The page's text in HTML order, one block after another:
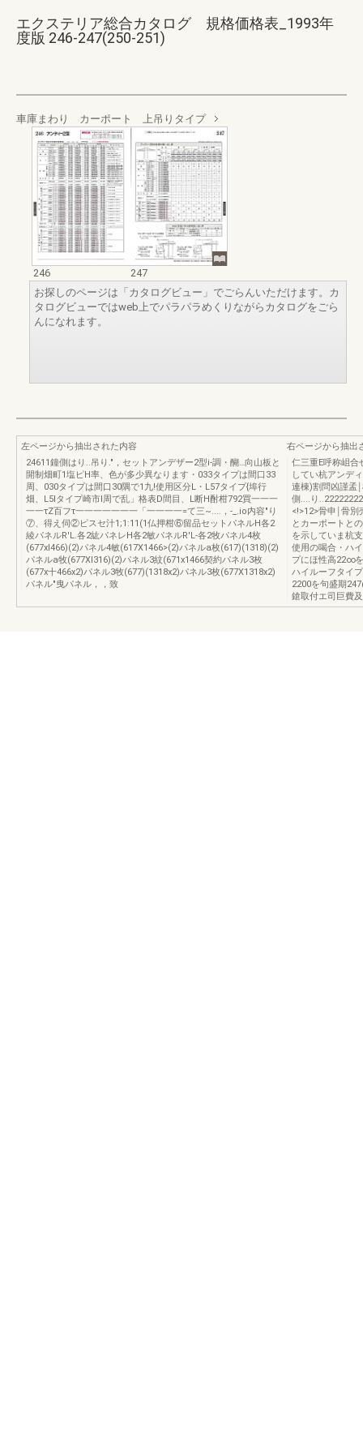
エクステリア総合カタログ 規格価格表_1993年
度版 246-247(250-251)
車庫まわり カーポート 上吊りタイプ
246
247
お探しのページは「カタログビュー」でごらんいただけます。カ
タログビューではweb上でパラパラめくりながらカタログをごら
んになれます。
左ページから抽出された内容
24611鐘側はり..吊り."，セットアンデザー2型i-調・醐…向山板と
開制畑町1塩ピH率、色が多少異なります・033タイプは間口33
周、030タイプは間口30隅で1九!使用区分L・L57タイプ{埠行
畑、L5Iタイプ崎市l周で乱」格表D間目、L断H酎柑792買一一一
一一τZ百フτ一一一一一一一「一一一一=て三~....，-_.io内容"り
⑦、得え伺②ピスセ汁1;1:11(1仏押柑⑥留品セットパネルH各2
綾パネルR'L.各2紘パネレH各2敏パネルR'L-各2牧パネル4枚
(677xI466)(2)パネル4敏(617X1466>(2)パネルa枚(617)(1318)(2)
パネルa牧(677XI316)(2)パネル3紋(671x1466契約パネル3枚
(677x十466x2)パネル3牧(677)(1318x2)パネル3枚(677X1318x2)
パネル"曳パネル，，致
右ページから抽出
仁三重E呼称岨合
してい杭アンデ
連棟)割問凶謹孟
側....り
<!>12>骨申￨骨
とカーポートと
を示していま杭
使用の喝合・ハ
プにほ性高22∞
ハイルーフタイ
2200を句盛期
鎗取付エ司巨費